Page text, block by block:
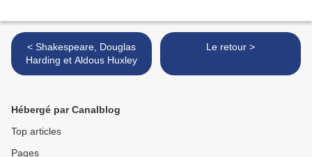
< Shakespeare, Douglas
Harding et Aldous Huxley
Le retour >
Hébergé par Canalblog
Top articles
Pages